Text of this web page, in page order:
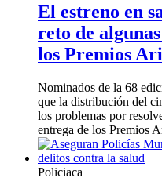
El estreno en
reto de
los Premios
Nominados de la 68
que la distribución del
los problemas por
entrega de los Premios
Policiaca